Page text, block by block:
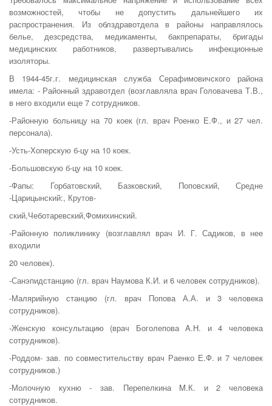
возможностей, чтобы не допустить дальнейшего их
распространения. Из облздравотдела в районы направлялось
белье, дезсредства, медикаменты, бакпрепараты, бригады
медицинских работников, развертывались инфекционные
изоляторы.
В 1944-45г.г. медицинская служба Серафимовичского района
имела: - Районный здравотдел (возглавляла врач Головачева Т.В.,
в него вхо­дили еще 7 сотрудников.
-Районную больницу на 70 коек (гл. врач Роенко Е.Ф., и 27 чел.
персонала).
-Усть-Хоперскую б-цу на 10 коек.
-Большовскую б-цу на 10 коек.
-Фапы: Горбатовский, Базковский, Поповский, Средне
-Царицынский:, Крутов-
ский,Чеботаревский,Фoмихинский.
-Районную поликлинику (возглавлял врач И. Г. Садиков, в нее
входили
20 человек).
-Санэпидстанцию (гл. врач Наумова К.И. и 6 человек сотрудников).
-Малярийную станцию (гл. врач Попова А.А. и 3 человека
сотрудников).
-Женскую консультацию (врач Боголепова A.Н. и 4 человека
сотрудников).
-Роддом- зав. по совместительству врач Раенко Е.Ф. и 7 человек
сотрудников.)
-Молочную кухню - зав. Перепелкина M.К. и 2 человека
сотрудников.